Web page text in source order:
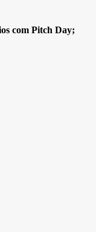
com Pitch Day;